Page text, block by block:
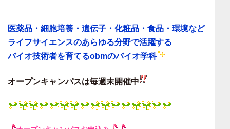
医薬品・細胞培養・遺伝子・化粧品・食品・環境など
ライフサイエンスのあらゆる分野で活躍する
バイオ技術者を育てるobmのバイオ学科
オープンキャンパスは毎週末開催中